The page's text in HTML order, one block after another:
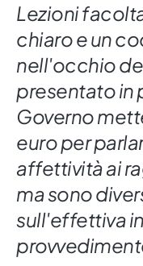
Lezioni
chiaro e un
nell'occhio
presentato in
Governo
euro per
affettività ai
ma sono
sull'effettiva